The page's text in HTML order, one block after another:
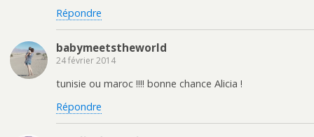
e
)
e
Répondre
babymeetstheworld
24 février 2014
tunisie ou maroc !!!! bonne chance Alicia !
Répondre